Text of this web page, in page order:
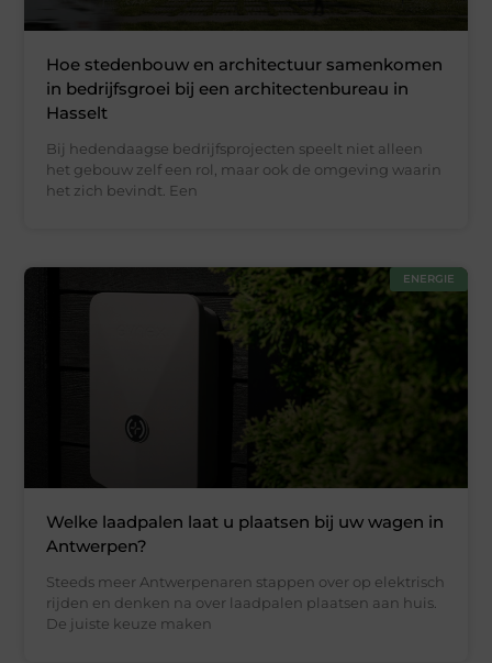
Hoe stedenbouw en architectuur samenkomen
in bedrijfsgroei bij een architectenbureau in
Hasselt
Bij hedendaagse bedrijfsprojecten speelt niet alleen
het gebouw zelf een rol, maar ook de omgeving waarin
het zich bevindt. Een
ENERGIE
Welke laadpalen laat u plaatsen bij uw wagen in
Antwerpen?
Steeds meer Antwerpenaren stappen over op elektrisch
rijden en denken na over laadpalen plaatsen aan huis.
De juiste keuze maken